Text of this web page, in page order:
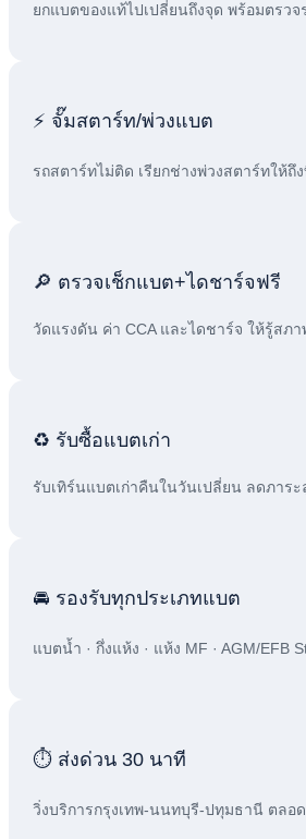
ยกแบตของแท้ไปเปลี่ยนถึงจุด พร้อมตรวจ
⚡ จั๊มสตาร์ท/พ่วงแบต
รถสตาร์ทไม่ติด เรียกช่างพ่วงสตาร์ทให้ถึ
🔎 ตรวจเช็กแบต+ไดชาร์จฟรี
วัดแรงดัน ค่า CCA และไดชาร์จ ให้รู้สภา
♻️ รับซื้อแบตเก่า
รับเทิร์นแบตเก่าคืนในวันเปลี่ยน ลดภาระ
🚘 รองรับทุกประเภทแบต
แบตน้ำ · กึ่งแห้ง · แห้ง MF · AGM/EFB
⏱️ ส่งด่วน 30 นาที
วิ่งบริการกรุงเทพ-นนทบุรี-ปทุมธานี ตลอด